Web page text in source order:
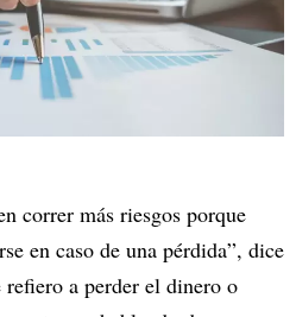
correr más riesgos porque
en caso de una pérdida”, dice
a perder el dinero o